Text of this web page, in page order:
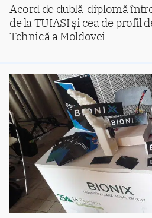
Acord de dublă-diplomă
de la TUIASI și cea de profil
Tehnică a Moldovei